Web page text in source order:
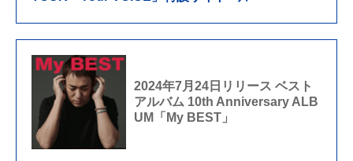
2024年7月24日リリース ベスト
アルバム 10th Anniversary ALB
UM「My BEST」